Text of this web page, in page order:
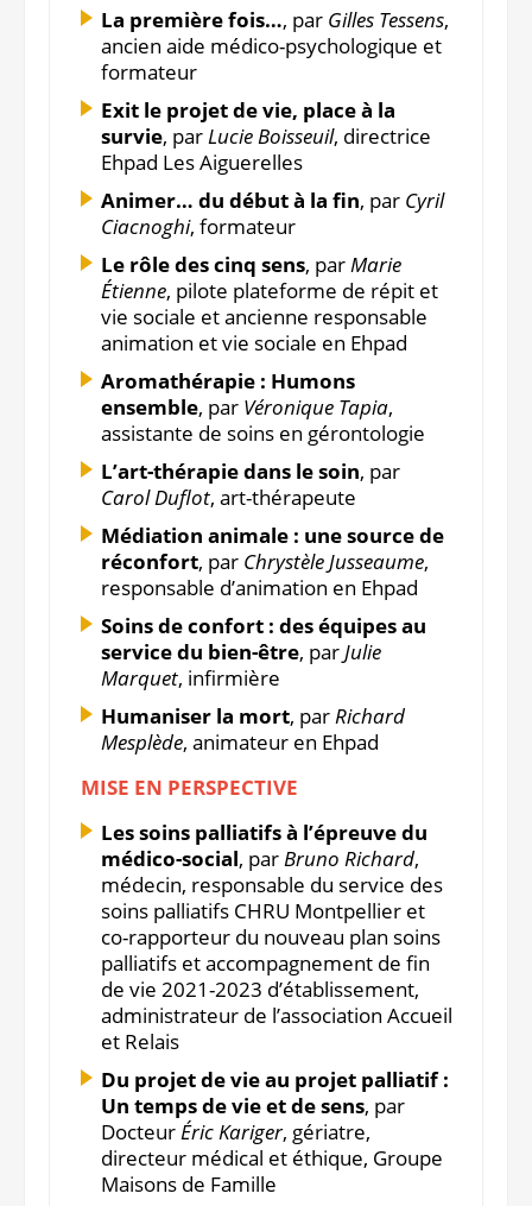
La première fois…, par Gilles Tessens,
ancien aide médico-psychologique et
formateur
Exit le projet de vie, place à la
survie, parLucie Boisseuil, directrice
Ehpad Les Aiguerelles
Animer… du début à la fin, par Cyril
Ciacnoghi, formateur
Le rôle des cinq sens, parMarie
Étienne, pilote plateforme de répit et
vie sociale et ancienne responsable
animation et vie sociale en Ehpad
Aromathérapie : Humons
ensemble, par Véronique Tapia,
assistante de soins en gérontologie
L’art-thérapie dans le soin, par
Carol Duflot, art-thérapeute
Médiation animale : une source de
réconfort, par Chrystèle Jusseaume,
responsable d’animation en Ehpad
Soins de confort : des équipes au
service du bien-être, parJulie
Marquet, infirmière
Humaniser la mort, parRichard
Mesplède, animateur en Ehpad
MISE EN PERSPECTIVE
Les soins palliatifs à l’épreuve du
médico-social, parBruno Richard,
médecin, responsable du service des
soins palliatifs CHRU Montpellier et
co-rapporteur du nouveau plan soins
palliatifs et accompagnement de fin
de vie 2021-2023 d’établissement,
administrateur de l’association Accueil
et Relais
Du projet de vie au projet palliatif :
Un temps de vie et de sens, par
DocteurÉric Kariger, gériatre,
directeur médical et éthique, Groupe
Maisons de Famille